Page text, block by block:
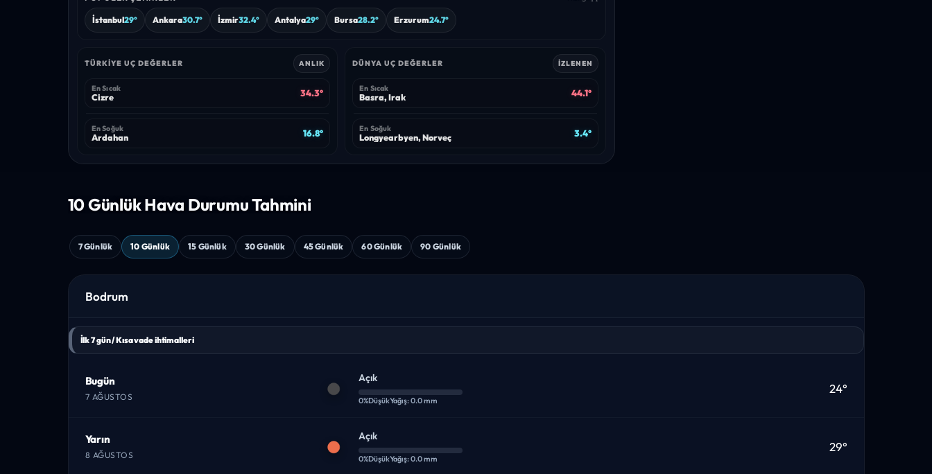
İstanbul29° Ankara30.7° İzmir32.4° Antalya29° Bursa28.2° Erzurum24.7°
TÜRKIYE UÇ DEĞERLER ANLIK
En Sıcak
Cizre 34.3°
En Soğuk
Ardahan 16.8°
DÜNYA UÇ DEĞERLER İZLENEN
En Sıcak
Basra, Irak 44.1°
En Soğuk
Longyearbyen, Norveç 3.4°
10 Günlük Hava Durumu Tahmini
7 Günlük 10 Günlük 15 Günlük 30 Günlük 45 Günlük 60 Günlük 90 Günlük
Bodrum
İlk 7 gün / Kısa vade ihtimalleri
Bugün
7 AĞUSTOS
Açık
0%DüşükYağış: 0.0 mm
24°
Yarın
8 AĞUSTOS
Açık
0%DüşükYağış: 0.0 mm
29°